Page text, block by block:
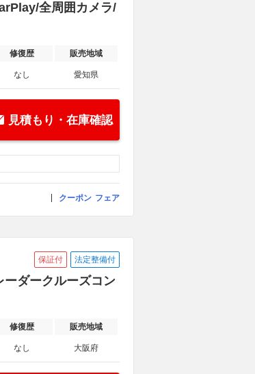
全周囲カメラ/
修復歴 販売地域
なし 愛知県
見積もり・在庫確認
クーポン フェア
保証付 法定整備付
ダークルーズコン
修復歴 販売地域
なし 大阪府